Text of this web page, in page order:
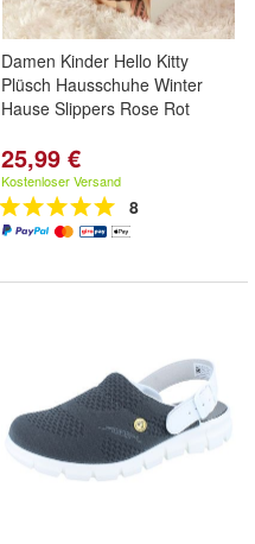
Damen Kinder Hello Kitty
Plüsch Hausschuhe Winter
Hause Slippers Rose Rot
25,99 €
Kostenloser Versand
8